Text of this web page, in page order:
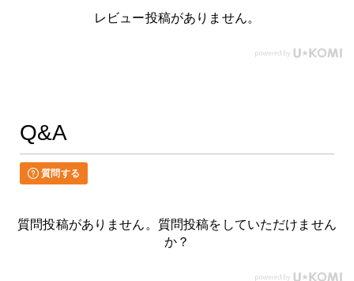
レビュー投稿がありません。
Q&A
質問する
質問投稿がありません。質問投稿をしていただけません
か？